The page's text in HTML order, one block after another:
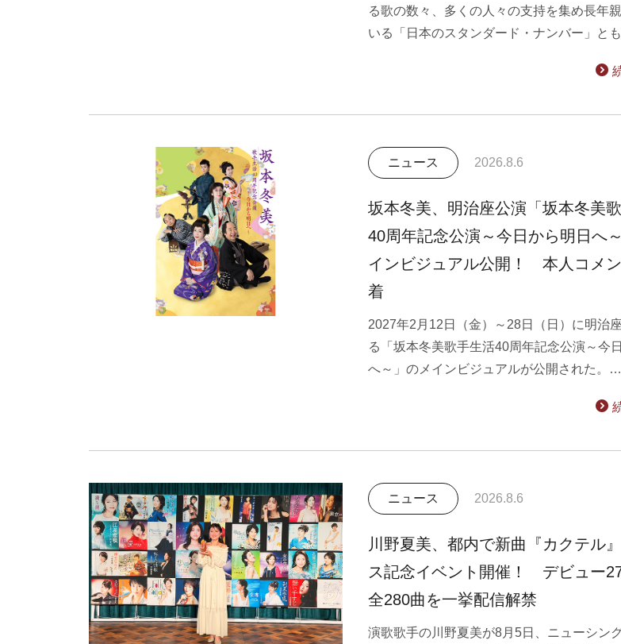
る歌の数々、多くの人々の支持を集め長年
いる「日本のスタンダード・ナンバー」と
ニュース 2026.8.6
坂本冬美、明治座公演「坂本冬美
40周年記念公演～今日から明日へ
インビジュアル公開！ 本人コメン
着
2027年2月12日（金）～28日（日）に明治
る「坂本冬美歌手生活40周年記念公演～今
へ～」のメインビジュアルが公開された。…
ニュース 2026.8.6
川野夏美、都内で新曲『カクテル
ス記念イベント開催！ デビュー
全280曲を一挙配信解禁
演歌歌手の川野夏美が8月5日、ニューシン